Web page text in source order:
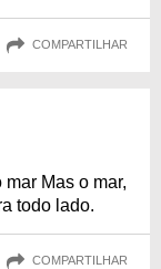
COMPARTILHAR
Mas o mar,
todo lado.
COMPARTILHAR